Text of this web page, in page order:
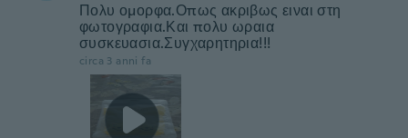
Πολυ ομορφα.Οπως ακριβως ειναι στη
φωτογραφια.Και πολυ ωραια
συσκευασια.Συγχαρητηρια!!!
circa 3 anni fa